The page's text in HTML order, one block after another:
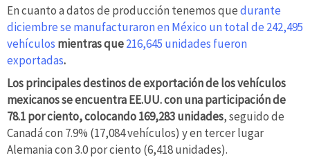
En cuanto a datos de producción tenemos quedurante
diciembrese manufacturaron en México un total de 242,495
vehículos mientras que216,645 unidades fueron
exportadas.
Los principales destinos de exportación de los vehículos
mexicanos se encuentra EE.UU. con una participación de
78.1 por ciento, colocando 169,283 unidades, seguido de
Canadá con 7.9% (17,084 vehículos) y en tercer lugar
Alemania con 3.0 por ciento (6,418 unidades).